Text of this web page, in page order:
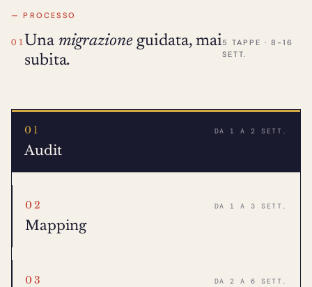
— PROCESSO
01 Una migrazioneguidata, mai
subita.
5 TAPPE · 8-16
SETT.
01 DA 1 A 2 SETT.
Audit
02 DA 1 A 3 SETT.
Mapping
03 DA 2 A 6 SETT.